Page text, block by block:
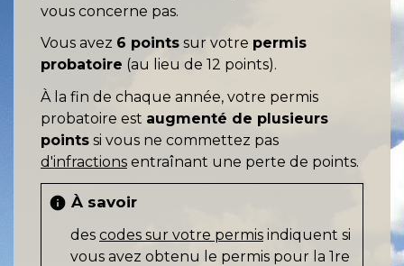
vous concerne pas.
Vous avez 6 points sur votre permis
probatoire (au lieu de 12 points).
À la fin de chaque année, votre permis
probatoire est augmenté de plusieurs
points si vous ne commettez pas
d'infractions entraînant une perte de points.
info À savoir
des codes sur votre permis indiquent si
vous avez obtenu le permis pour la 1re